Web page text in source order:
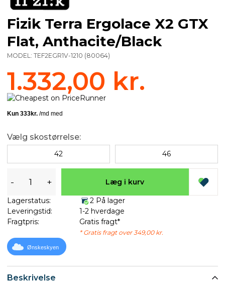
Beskrivelse
Fizik Terra Ergolace X2 GTX
Flat, Anthacite/Black
MODEL: TEF2EGR1V-1210 (80064)
1.332,00 kr.
Vælg skostørrelse:
42 46
- + Læg i kurv
Lagerstatus:
2 På lager
Leveringstid:
1-2 hverdage
Fragtpris:
Gratis fragt*
* Gratis fragt over 349,00 kr.
Ønskeskyen